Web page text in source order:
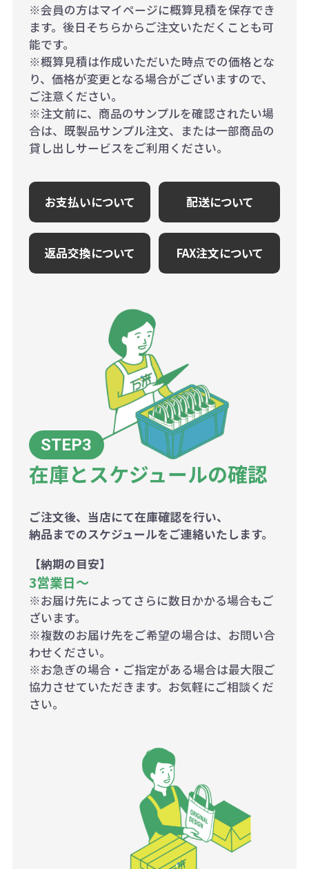
※会員の方はマイページに概算見積を保存でき
ます。後日そちらからご注文いただくことも可
能です。
※概算見積は作成いただいた時点での価格とな
り、価格が変更となる場合がございますので、
ご注意ください。
※注文前に、商品のサンプルを確認されたい場
合は、既製品サンプル注文、または一部商品の
貸し出しサービスをご利用ください。
お支払いについて 配送について
返品交換について FAX注文について
在庫とスケジュールの確認
ご注文後、当店にて在庫確認を行い、
納品までのスケジュールをご連絡いたします。
【納期の目安】
3営業日〜
※お届け先によってさらに数日かかる場合もご
ざいます。
※複数のお届け先をご希望の場合は、お問い合
わせください。
※お急ぎの場合・ご指定がある場合は最大限ご
協力させていただきます。お気軽にご相談くだ
さい。